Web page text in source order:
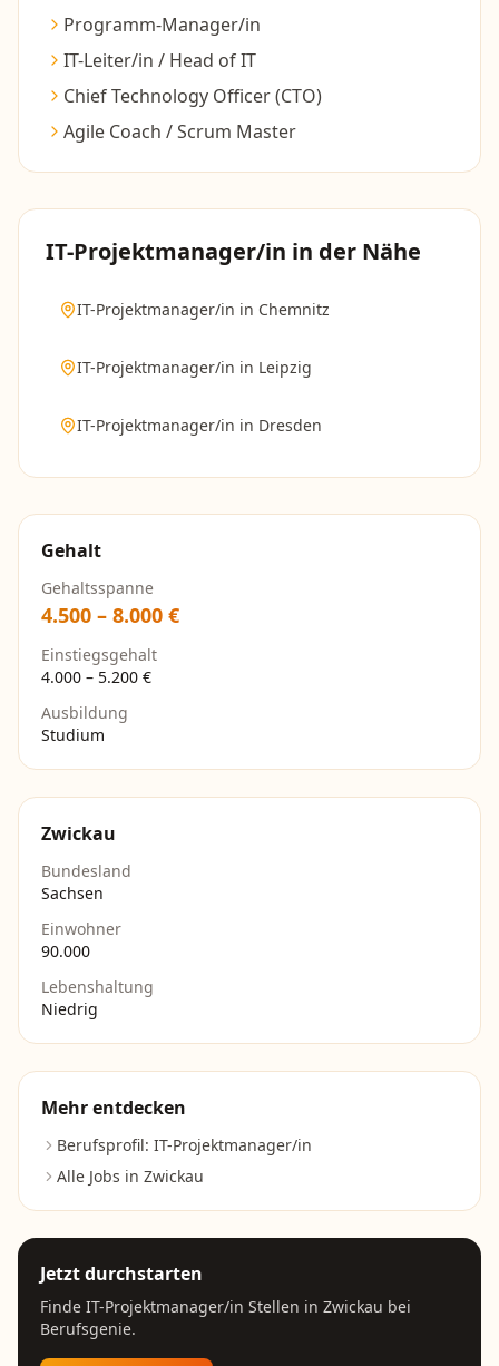
Programm-Manager/in
IT-Leiter/in / Head of IT
Chief Technology Officer (CTO)
Agile Coach / Scrum Master
IT-Projektmanager/in in der Nähe
IT-Projektmanager/in in Chemnitz
IT-Projektmanager/in in Leipzig
IT-Projektmanager/in in Dresden
Gehalt
Gehaltsspanne
4.500 – 8.000 €
Einstiegsgehalt
4.000 – 5.200 €
Ausbildung
Studium
Zwickau
Bundesland
Sachsen
Einwohner
90.000
Lebenshaltung
Niedrig
Mehr entdecken
Berufsprofil: IT-Projektmanager/in
Alle Jobs in Zwickau
Jetzt durchstarten
Finde IT-Projektmanager/in Stellen in Zwickau bei
Berufsgenie.